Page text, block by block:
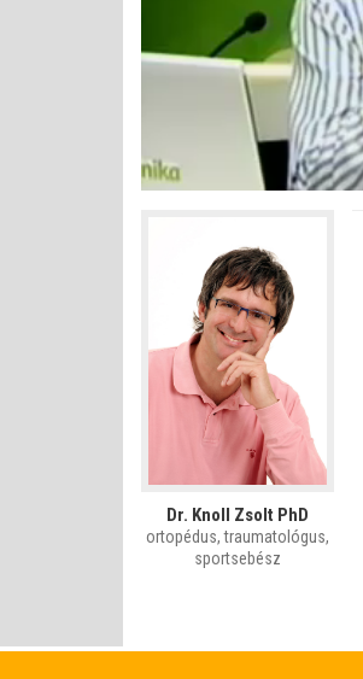
kikapcsolva
Állapot:
0%
Dr. Knoll Zsolt PhD
ortopédus, traumatológus,
sportsebész